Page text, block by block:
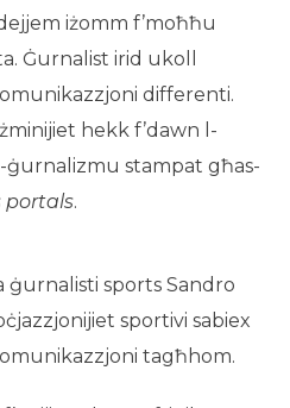
iżomm f’moħħu
Ġurnalist irid ukoll
differenti.
hekk f’dawn l-
ġurnalizmu stampat għas-
portals.
sports Sandro
sportivi sabiex
tagħhom.